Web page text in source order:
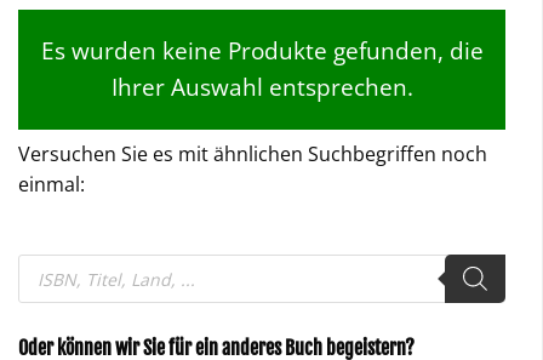
Es wurden keine Produkte gefunden, die
Ihrer Auswahl entsprechen.
Versuchen Sie es mit ähnlichen Suchbegriffen noch
einmal:
Products
search
Oder können wir Sie für ein anderes Buch begeistern?